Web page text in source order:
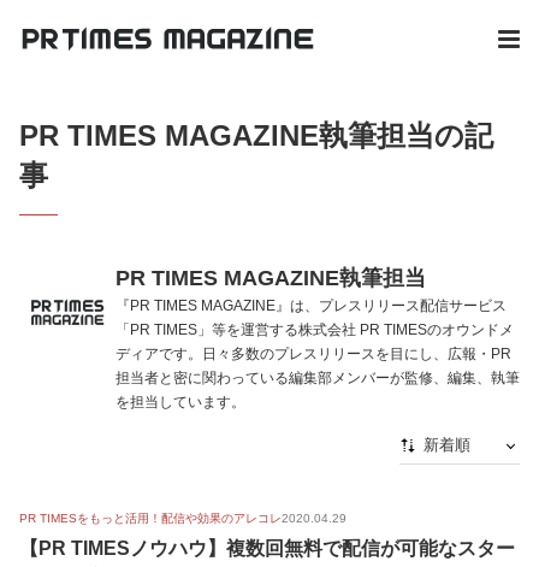
PR TIMES MAGAZINE執筆担当の記
事
PR TIMES MAGAZINE執筆担当
『PR TIMES MAGAZINE』は、プレスリリース配信サービス
「PR TIMES」等を運営する株式会社 PR TIMESのオウンドメ
ディアです。日々多数のプレスリリースを目にし、広報・PR
担当者と密に関わっている編集部メンバーが監修、編集、執筆
を担当しています。
新着順
人気順
PR TIMESをもっと活用！配信や効果のアレコレ2020.04.29
【PR TIMESノウハウ】複数回無料で配信が可能なスター